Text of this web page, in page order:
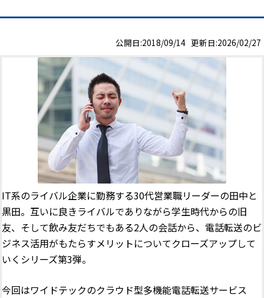
公開日:2018/09/14 更新日:2026/02/27
IT系のライバル企業に勤務する30代営業職リーダーの田中と
黒田。互いに良きライバルでありながら学生時代からの旧
友、そして飲み友だちでもある2人の会話から、電話転送のビ
ジネス活用がもたらすメリットについてクローズアップして
いくシリーズ第3弾。
今回はワイドテックのクラウド型多機能電話転送サービス